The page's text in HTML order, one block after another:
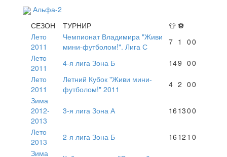
Альфа-2
СЕЗОН
ТУРНИР 👕 ⚽
Лето
2011
Чемпионат Владимира "Живи
мини-футболом!". Лига С
7 1 00
Лето
2011
4-я лига Зона Б 149 00
Лето
2011
Летний Кубок "Живи мини-
футболом!" 2011
4 2 00
Зима
2012-
2013
3-я лига Зона А 16 1300
Лето
2013
2-я лига Зона Б 16 12 1 0
Зима